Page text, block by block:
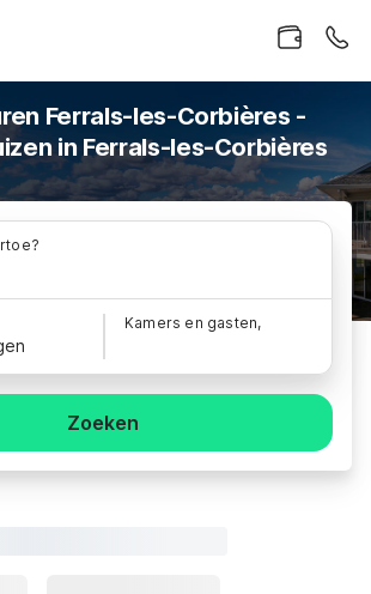
Ferrals-les-Corbières -
in Ferrals-les-Corbières
Kamers en gasten,
Zoeken